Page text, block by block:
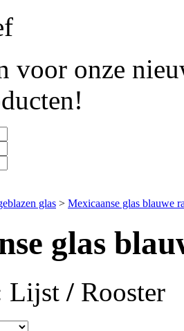
voor onze
glas > Mexicaanse glas blauwe
glas
Lijst / Rooster